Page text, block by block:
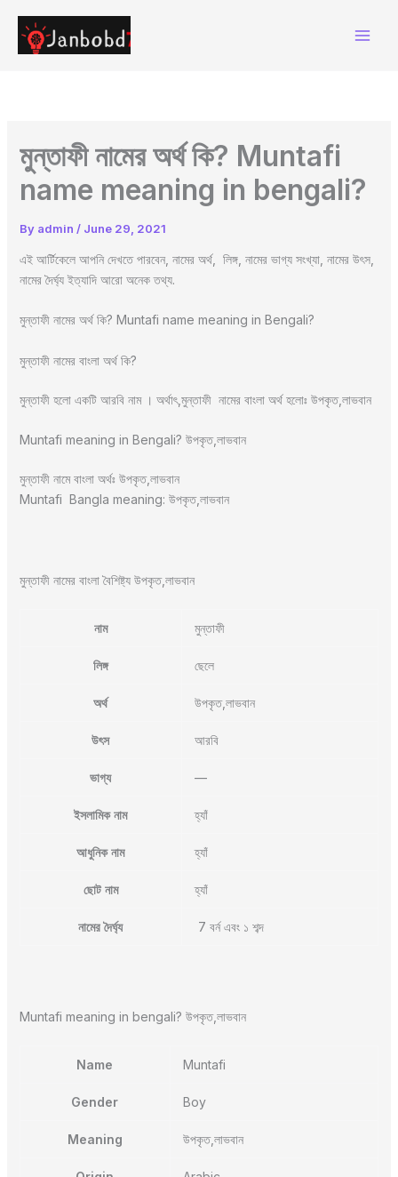
content
মুন্তাফী নামের অর্থ কি? Muntafi
name meaning in bengali?
By admin / June 29, 2021
এই আর্টিকেলে আপনি দেখতে পারবেন, নামের অর্থ, লিঙ্গ, নামের ভাগ্য সংখ্যা, নামের উৎস,
নামের দৈর্ঘ্য ইত্যাদি আরো অনেক তথ্য.
মুন্তাফী নামের অর্থ কি? Muntafi name meaning in Bengali?
মুন্তাফী নামের বাংলা অর্থ কি?
মুন্তাফী হলো একটি আরবি নাম । অর্থাৎ,মুন্তাফী নামের বাংলা অর্থ হলোঃ উপকৃত,লাভবান
Muntafi meaning in Bengali? উপকৃত,লাভবান
মুন্তাফী নামে বাংলা অর্থঃ উপকৃত,লাভবান
Muntafi Bangla meaning: উপকৃত,লাভবান
মুন্তাফী নামের বাংলা বৈশিষ্ট্য উপকৃত,লাভবান
নাম মুন্তাফী
লিঙ্গ ছেলে
অর্থ উপকৃত,লাভবান
উৎস আরবি
ভাগ্য —
ইসলামিক নাম হ্যাঁ
আধুনিক নাম হ্যাঁ
ছোট নাম হ্যাঁ
নামের দৈর্ঘ্য 7 বর্ন এবং ১ শব্দ
Muntafi meaning in bengali? উপকৃত,লাভবান
Name Muntafi
Gender Boy
Meaning উপকৃত,লাভবান